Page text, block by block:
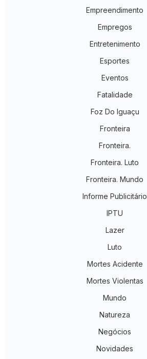
Empreendimento
Empregos
Entretenimento
Esportes
Eventos
Fatalidade
Foz Do Iguaçu
Fronteira
Fronteira.
Fronteira. Luto
Fronteira. Mundo
Informe Publicitário
IPTU
Lazer
Luto
Mortes Acidente
Mortes Violentas
Mundo
Natureza
Negócios
Novidades